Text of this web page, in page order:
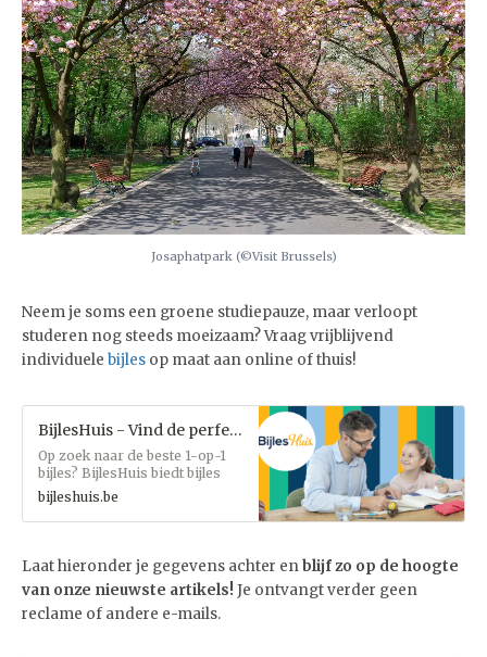
Josaphatpark (©Visit Brussels)
Neem je soms een groene studiepauze, maar verloopt
studeren nog steeds moeizaam? Vraag vrijblijvend
individuele bijles op maat aan online of thuis!
BijlesHuis - Vind de perfecte lesgever
Op zoek naar de beste 1-op-1
bijles? BijlesHuis biedt bijles
voor elk vak en elk niveau. Vind
vandaag nog de lesgever die
bij jou past!
bijleshuis.be
Laat hieronder je gegevens achter enblijf zo op de hoogte
van onze nieuwste artikels! Je ontvangt verder geen
reclame of andere e-mails.